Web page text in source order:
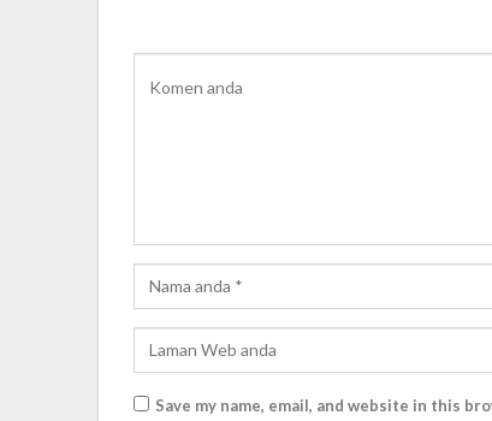
Save my name, email, and website in this